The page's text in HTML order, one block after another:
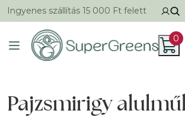
Ingyenes szállítás 15 000 Ft felett
0
Pajzsmirigy